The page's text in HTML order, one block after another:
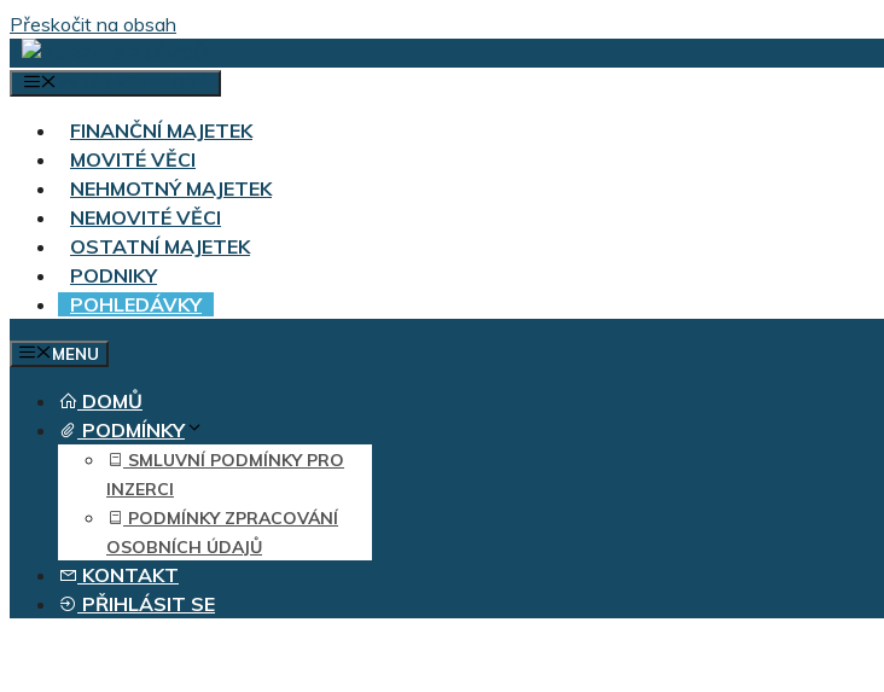
Přeskočit na obsah
FINANČNÍ MAJETEK
MOVITÉ VĚCI
NEHMOTNÝ MAJETEK
NEMOVITÉ VĚCI
OSTATNÍ MAJETEK
PODNIKY
POHLEDÁVKY
MENU
DOMŮ
PODMÍNKY
SMLUVNÍ PODMÍNKY PRO
INZERCI
PODMÍNKY ZPRACOVÁNÍ
OSOBNÍCH ÚDAJŮ
KONTAKT
PŘIHLÁSIT SE